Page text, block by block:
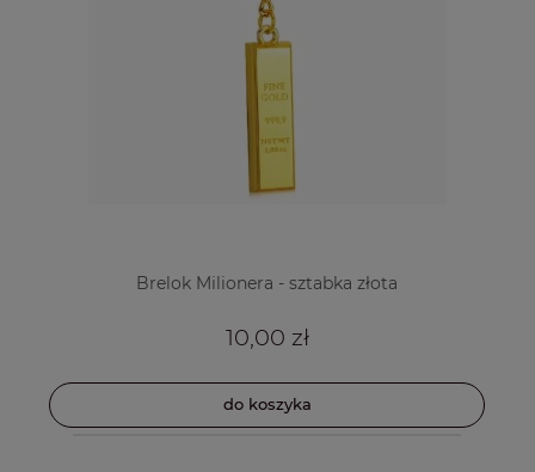
Brelok Milionera - sztabka złota
10,00 zł
do koszyka